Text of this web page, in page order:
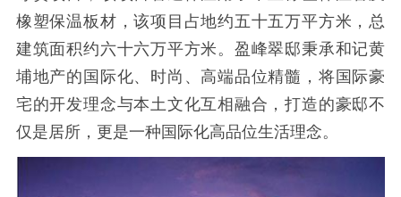
橡塑保温板材，该项目占地约五十五万平方米，总
建筑面积约六十六万平方米。盈峰翠邸秉承和记黄
埔地产的国际化、时尚、高端品位精髓，将国际豪
宅的开发理念与本土文化互相融合，打造的豪邸不
仅是居所，更是一种国际化高品位生活理念。